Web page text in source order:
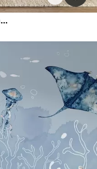
folhas de lótus em estilo pastel com um efeito de volume